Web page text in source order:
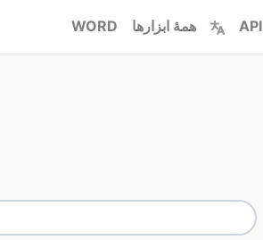
WORD همۀ ابزارها API